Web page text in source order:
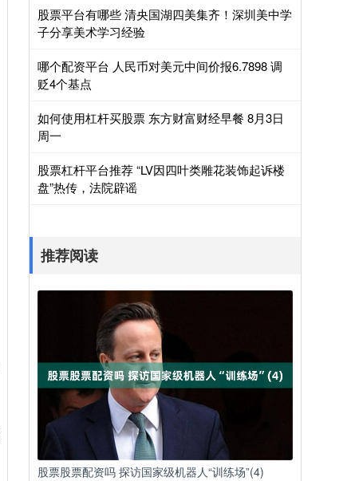
股票平台有哪些 清央国湖四美集齐！深圳美中学
子分享美术学习经验
哪个配资平台 人民币对美元中间价报6.7898 调
贬4个基点
如何使用杠杆买股票 东方财富财经早餐 8月3日
周一
股票杠杆平台推荐 “LV因四叶类雕花装饰起诉楼
盘”热传，法院辟谣
推荐阅读
股票股票配资吗 探访国家级机器人“训练场”(4)